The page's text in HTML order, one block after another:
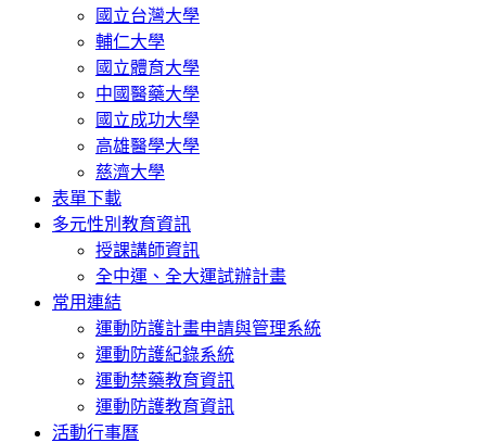
國立台灣大學
輔仁大學
國立體育大學
中國醫藥大學
國立成功大學
高雄醫學大學
慈濟大學
表單下載
多元性別教育資訊
授課講師資訊
全中運、全大運試辦計畫
常用連結
運動防護計畫申請與管理系統
運動防護紀錄系統
運動禁藥教育資訊
運動防護教育資訊
活動行事曆